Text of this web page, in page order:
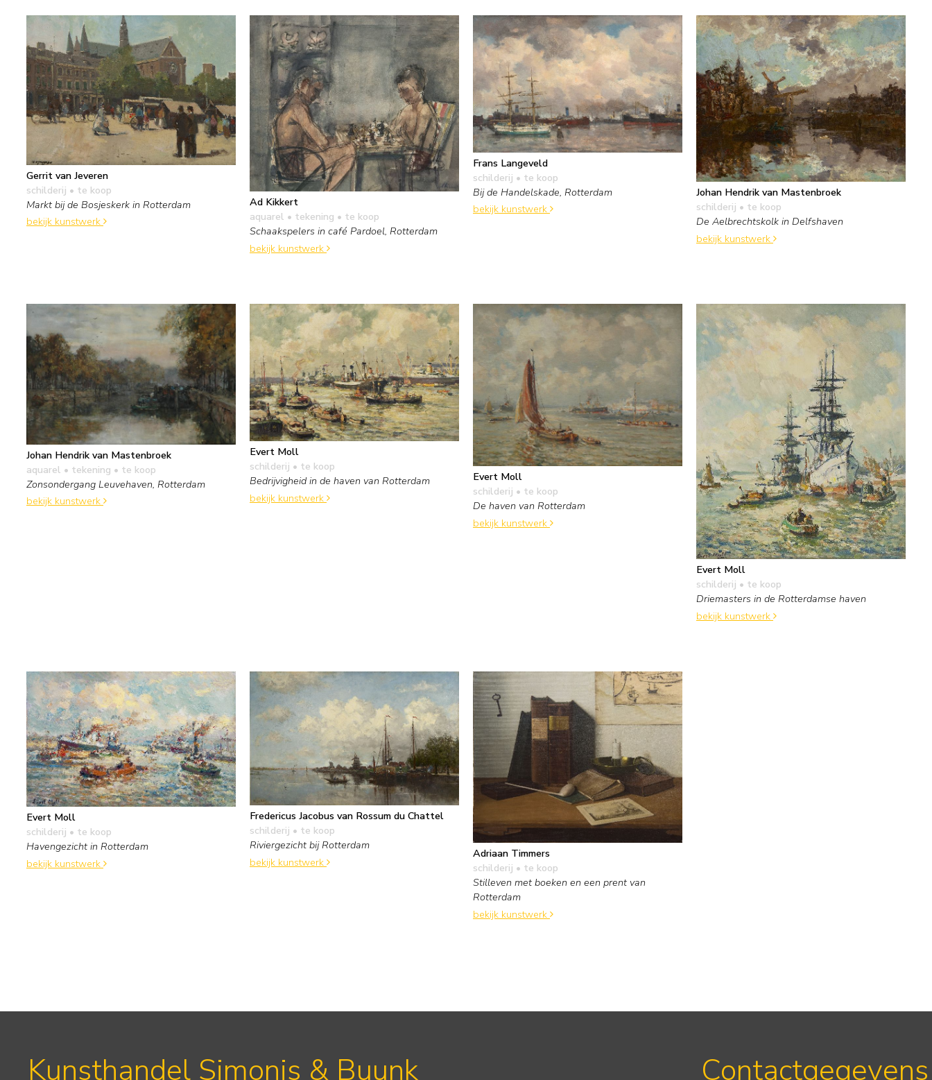
Gerrit van Jeveren
schilderij • te koop
Markt bij de Bosjeskerk in Rotterdam
bekijk kunstwerk
Ad Kikkert
aquarel • tekening • te koop
Schaakspelers in café Pardoel, Rotterdam
bekijk kunstwerk
Frans Langeveld
schilderij • te koop
Bij de Handelskade, Rotterdam
bekijk kunstwerk
Johan Hendrik van Mastenbroek
schilderij • te koop
De Aelbrechtskolk in Delfshaven
bekijk kunstwerk
Johan Hendrik van Mastenbroek
aquarel • tekening • te koop
Zonsondergang Leuvehaven, Rotterdam
bekijk kunstwerk
Evert Moll
schilderij • te koop
Bedrijvigheid in de haven van Rotterdam
bekijk kunstwerk
Evert Moll
schilderij • te koop
De haven van Rotterdam
bekijk kunstwerk
Evert Moll
schilderij • te koop
Driemasters in de Rotterdamse haven
bekijk kunstwerk
Evert Moll
schilderij • te koop
Havengezicht in Rotterdam
bekijk kunstwerk
Fredericus Jacobus van Rossum du Chattel
schilderij • te koop
Riviergezicht bij Rotterdam
bekijk kunstwerk
Adriaan Timmers
schilderij • te koop
Stilleven met boeken en een prent van
Rotterdam
bekijk kunstwerk
Kunsthandel Simonis & Buunk Contactgegevens